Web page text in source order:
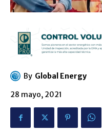
By Global Energy
28 mayo, 2021